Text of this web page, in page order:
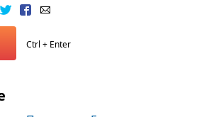
Ctrl + Enter